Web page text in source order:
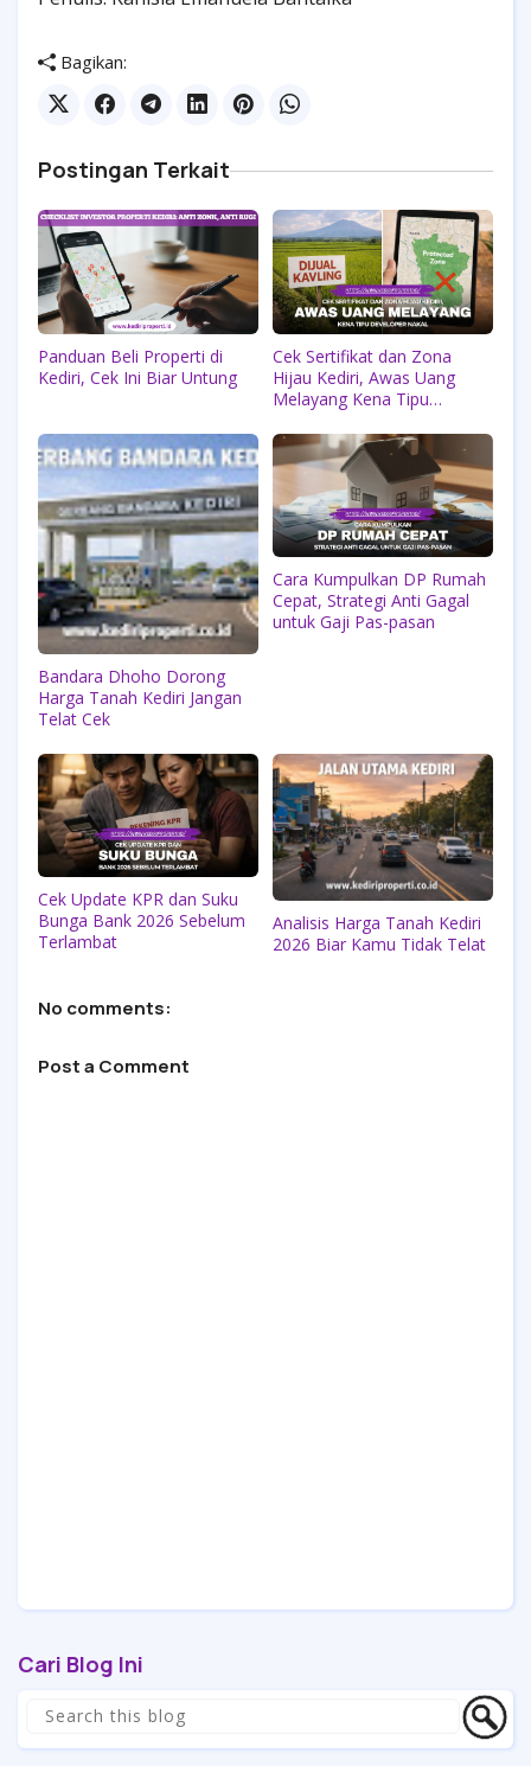
Bagikan:
Postingan Terkait
Panduan Beli Properti di
Kediri, Cek Ini Biar Untung
Cek Sertifikat dan Zona
Hijau Kediri, Awas Uang
Melayang Kena Tipu
Bandara Dhoho Dorong
Harga Tanah Kediri Jangan
Telat Cek
Cara Kumpulkan DP Rumah
Cepat, Strategi Anti Gagal
untuk Gaji Pas-pasan
Cek Update KPR dan Suku
Bunga Bank 2026 Sebelum
Terlambat
Analisis Harga Tanah Kediri
2026 Biar Kamu Tidak Telat
No comments:
Post a Comment
Cari Blog Ini